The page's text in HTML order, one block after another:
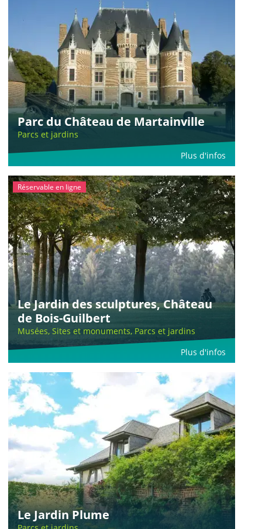
Parc du Château de Martainville
Parcs et jardins
Plus d'infos
Réservable en ligne
Le Jardin des sculptures, Château
de Bois-Guilbert
Musées, Sites et monuments, Parcs et jardins
Plus d'infos
Le Jardin Plume